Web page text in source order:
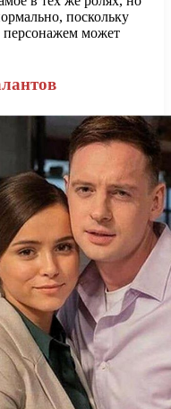
поскольку
персонажем может